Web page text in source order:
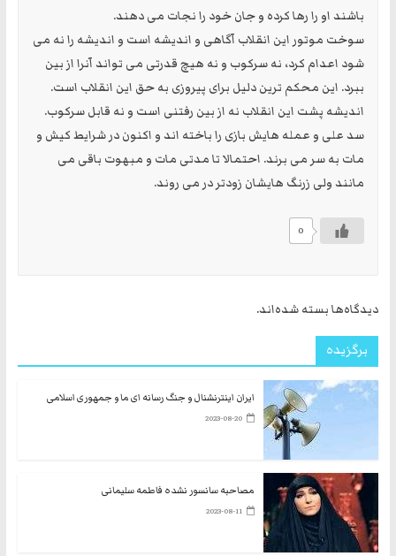
باشند او را رها کرده و جان خود را نجات می دهند.
سوخت موتور این انقلاب آگاهی و اندیشه است و اندیشه را نه می
شود اعدام کرد، نه سرکوب و نه هیچ قدرتی می تواند آنرا از بین
ببرد. این محکم ترین دلیل برای پیروزی به حق این انقلاب است.
اندیشه پشت این انقلاب نه از بین رفتنی است و نه قابل سرکوب.
سد علی و عمله هایش بازی را باخته اند و اکنون در شرایط کیش و
مات به سر می برند. احتمالا تا مدتی مات و مبهوت باقی می
مانند ولی زرنگ هایشان زودتر در می روند.
0
دیدگاه‌ها بسته شده‌اند.
برگزیده
ایران اینترنشنال و جنگ رسانه ای ما و جمهوری اسلامی
2023-08-20
مصاحبه سانسور نشده فاطمه سلیمانی
2023-08-11